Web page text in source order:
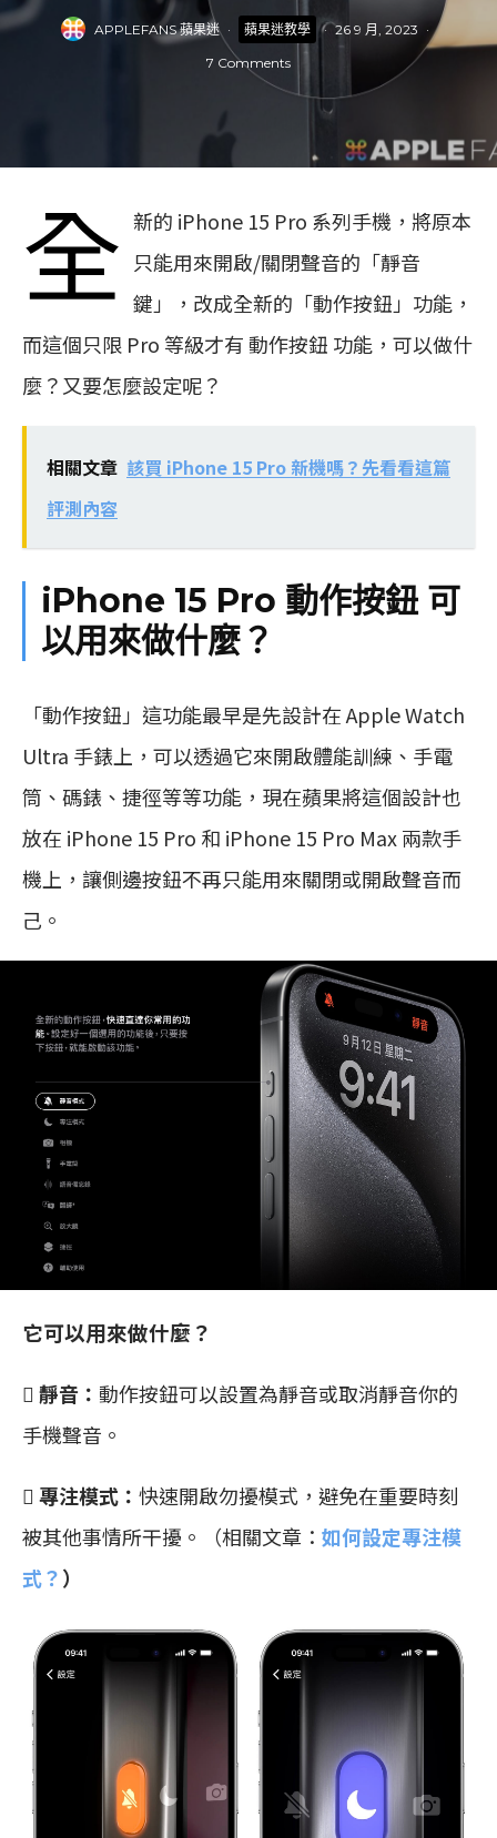
APPLEFANS 蘋果迷 · 蘋果迷教學 · 26 9 月, 2023 ·
7 Comments
全 新的 iPhone 15 Pro 系列手機，將原本
只能用來開啟/關閉聲音的「靜音
鍵」，改成全新的「動作按鈕」功能，
而這個只限 Pro 等級才有 動作按鈕 功能，可以做什
麼？又要怎麼設定呢？
相關文章 該買 iPhone 15 Pro 新機嗎？先看看這篇
評測內容
iPhone 15 Pro 動作按鈕 可
以用來做什麼？
「動作按鈕」這功能最早是先設計在 Apple Watch
Ultra 手錶上，可以透過它來開啟體能訓練、手電
筒、碼錶、捷徑等等功能，現在蘋果將這個設計也
放在 iPhone 15 Pro 和 iPhone 15 Pro Max 兩款手
機上，讓側邊按鈕不再只能用來關閉或開啟聲音而
己。
它可以用來做什麼？
 靜音： 動作按鈕可以設置為靜音或取消靜音你的
手機聲音。
 專注模式： 快速開啟勿擾模式，避免在重要時刻
被其他事情所干擾。（相關文章： 如何設定專注模
式？）